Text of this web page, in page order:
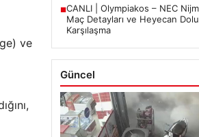
ve
■CANLI | Olympiakos – NEC
Maç Detayları ve Heyecan Dolu
Karşılaşma
Güncel